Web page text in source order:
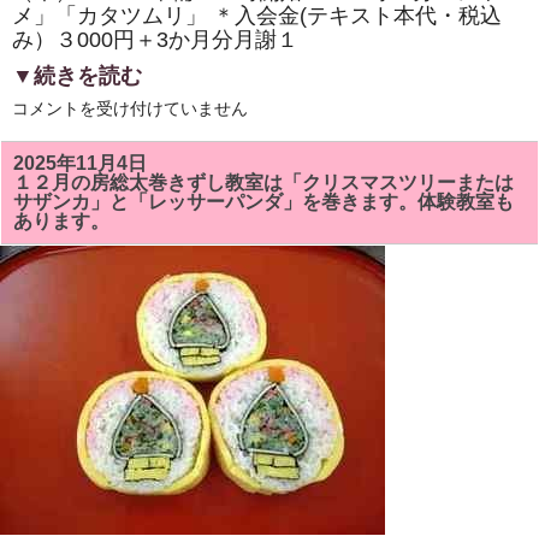
メ」「カタツムリ」 ＊入会金(テキスト本代・税込
み）３000円＋3か月分月謝１
▼続きを読む
6
の
房
総
太
巻
ず
し
教
室
メ」
と
コメントを受け付けていません
2025年11月4日
１２月の房総太巻きずし教室は「クリスマスツリーまたは
サザンカ」と「レッサーパンダ」を巻きます。体験教室も
あります。